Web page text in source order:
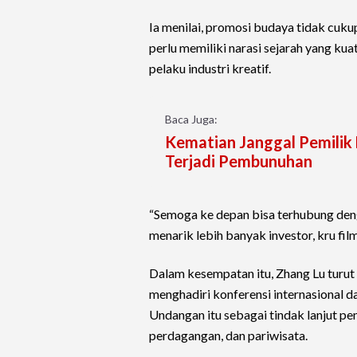
Ia menilai, promosi budaya tidak
perlu memiliki narasi sejarah yang
pelaku industri kreatif.
Baca Juga:
Kematian Janggal Pemilik
Terjadi Pembunuhan
“Semoga ke depan bisa terhubung
menarik lebih banyak investor, kru
Dalam kesempatan itu, Zhang Lu
menghadiri konferensi internasional
Undangan itu sebagai tindak lanjut
perdagangan, dan pariwisata.